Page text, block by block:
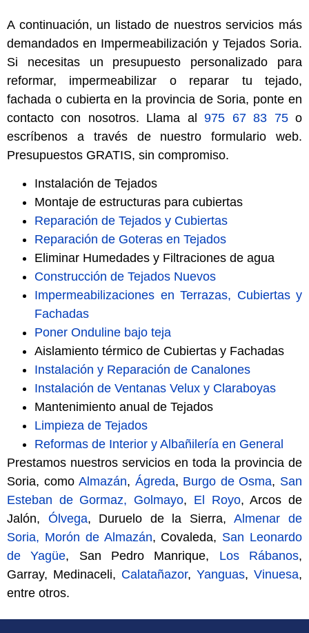
A continuación, un listado de nuestros servicios más
demandados en Impermeabilización y Tejados Soria.
Si necesitas un presupuesto personalizado para
reformar, impermeabilizar o reparar tu tejado,
fachada o cubierta en la provincia de Soria, ponte en
contacto con nosotros. Llama al975 67 83 75o
escríbenos a través de nuestro formulario web.
Presupuestos GRATIS, sin compromiso.
Instalación de Tejados
Montaje de estructuras para cubiertas
Reparación de Tejados y Cubiertas
Reparación de Goteras en Tejados
Eliminar Humedades y Filtraciones de agua
Construcción de Tejados Nuevos
Impermeabilizaciones en Terrazas, Cubiertas y
Fachadas
Poner Onduline bajo teja
Aislamiento térmico de Cubiertas y Fachadas
Instalación y Reparación de Canalones
Instalación de Ventanas Velux y Claraboyas
Mantenimiento anual de Tejados
Limpieza de Tejados
Reformas de Interior y Albañilería en General
Prestamos nuestros servicios en toda la provincia de
Soria, comoAlmazán, Ágreda, Burgo de Osma, San
Esteban de Gormaz, Golmayo, El Royo, Arcos de
Jalón, Ólvega, Duruelo de la Sierra,Almenar de
Soria, Morón de Almazán, Covaleda, San Leonardo
de Yagüe, San Pedro Manrique, Los Rábanos,
Garray, Medinaceli, Calatañazor, Yanguas, Vinuesa,
entre otros.